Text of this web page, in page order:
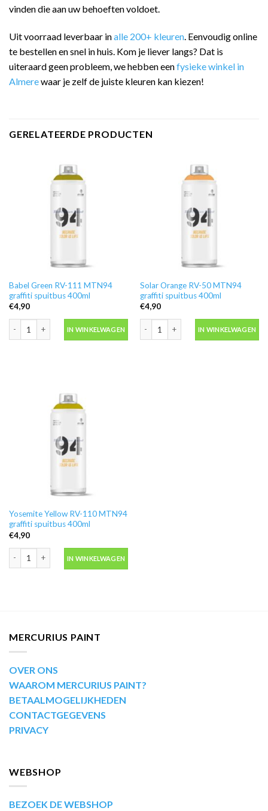
vinden die aan uw behoeften voldoet.
Uit voorraad leverbaar inalle 200+ kleuren . Eenvoudig online
te bestellen en snel in huis. Kom je liever langs? Dat is
uiteraard geen probleem, we hebben eenfysieke winkel in
Almerewaar je zelf de juiste kleuren kan kiezen!
GERELATEERDE PRODUCTEN
Babel Green RV-111 MTN94
graffiti spuitbus 400ml
€4,90
IN WINKELWAGEN
Solar Orange RV-50 MTN94
graffiti spuitbus 400ml
€4,90
IN WINKELWAGEN
Yosemite Yellow RV-110 MTN94
graffiti spuitbus 400ml
€4,90
IN WINKELWAGEN
MERCURIUS PAINT
OVER ONS
WAAROM MERCURIUS PAINT?
BETAALMOGELIJKHEDEN
CONTACTGEGEVENS
PRIVACY
WEBSHOP
BEZOEK DE WEBSHOP